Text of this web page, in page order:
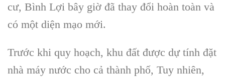
cư, Bình Lợi bây giờ đã thay đổi hoàn toàn và
có một diện mạo mới.
Trước khi quy hoạch, khu đất được dự tính đặt
nhà máy nước cho cả thành phố, Tuy nhiên,